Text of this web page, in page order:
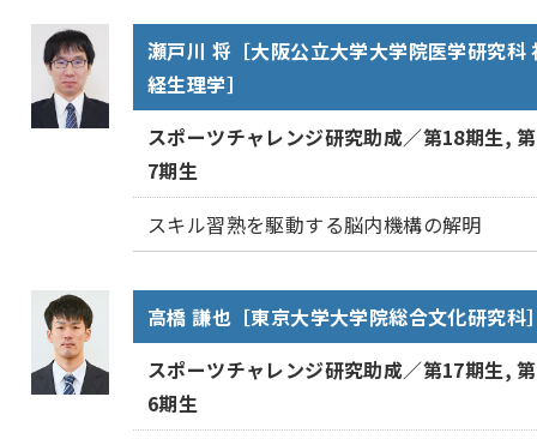
瀬戸川 将［大阪公立大学大学院医学研究科
経生理学］
スポーツチャレンジ研究助成／第18期生,
7期生
スキル習熟を駆動する脳内機構の解明
高橋 謙也［東京大学大学院総合文化研究科
スポーツチャレンジ研究助成／第17期生,
6期生